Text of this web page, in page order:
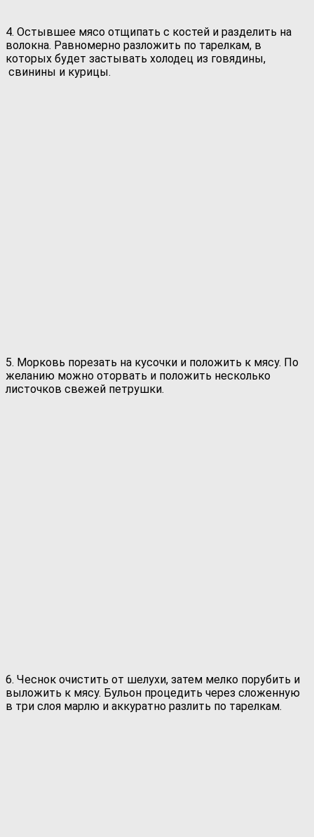
4. Остывшее мясо отщипать с костей и разделить на
волокна. Равномерно разложить по тарелкам, в
которых будет застывать холодец из говядины,
свинины и курицы.
5. Морковь порезать на кусочки и положить к мясу. По
желанию можно оторвать и положить несколько
листочков свежей петрушки.
6. Чеснок очистить от шелухи, затем мелко порубить и
выложить к мясу. Бульон процедить через сложенную
в три слоя марлю и аккуратно разлить по тарелкам.